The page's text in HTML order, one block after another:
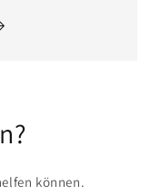
können.